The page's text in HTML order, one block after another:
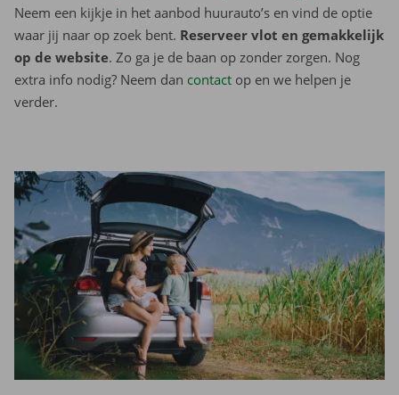
Neem een kijkje in het aanbod huurauto’s en vind de optie
waar jij naar op zoek bent. Reserveer vlot en gemakkelijk
op de website. Zo ga je de baan op zonder zorgen. Nog
extra info nodig? Neem dan contact op en we helpen je
verder.